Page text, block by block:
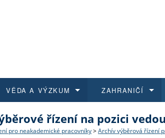
historie
a jak se přihlásit
a magisterské studium
VĚDA A VÝZKUM
na FF UK
ZAHRANIČÍ
a výběrová řízenířízení na pozici
pro neakademické pracovníky > Archív výběrová řízení